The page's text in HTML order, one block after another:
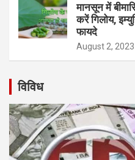
मानसून में
करें गिलोय,
फायदे
August 2, 2023
विविध